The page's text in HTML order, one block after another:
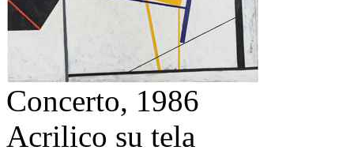
Concerto, 1986
Acrilico su tela